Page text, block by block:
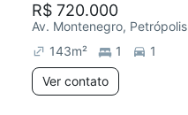
R$ 720.000
Av. Montenegro, Petrópolis
143m² 1
1
Ver contato